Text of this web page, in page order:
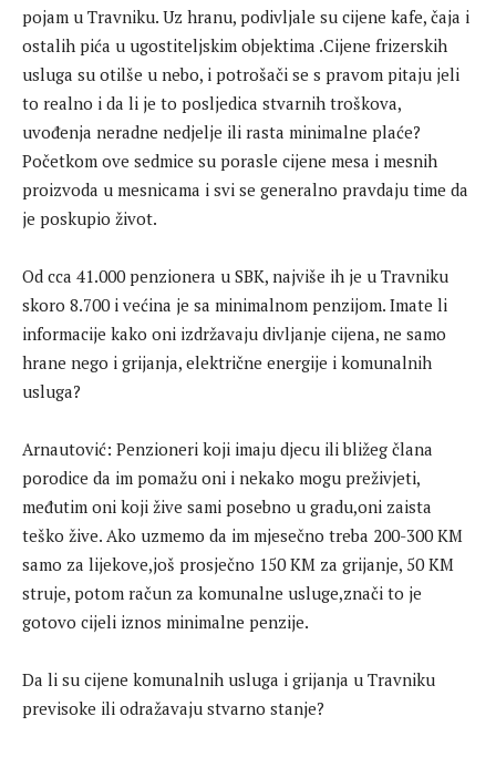
pojam u Travniku. Uz hranu, podivljale su cijene kafe, čaja i
ostalih pića u ugostiteljskim objektima .Cijene frizerskih
usluga su otilše u nebo, i potrošači se s pravom pitaju jeli
to realno i da li je to posljedica stvarnih troškova,
uvođenja neradne nedjelje ili rasta minimalne plaće?
Početkom ove sedmice su porasle cijene mesa i mesnih
proizvoda u mesnicama i svi se generalno pravdaju time da
je poskupio život.
Od cca 41.000 penzionera u SBK, najviše ih je u Travniku
skoro 8.700 i većina je sa minimalnom penzijom. Imate li
informacije kako oni izdržavaju divljanje cijena, ne samo
hrane nego i grijanja, električne energije i komunalnih
usluga?
Arnautović: Penzioneri koji imaju djecu ili bližeg člana
porodice da im pomažu oni i nekako mogu preživjeti,
međutim oni koji žive sami posebno u gradu,oni zaista
teško žive. Ako uzmemo da im mjesečno treba 200-300 KM
samo za lijekove,još prosječno 150 KM za grijanje, 50 KM
struje, potom račun za komunalne usluge,znači to je
gotovo cijeli iznos minimalne penzije.
Da li su cijene komunalnih usluga i grijanja u Travniku
previsoke ili odražavaju stvarno stanje?